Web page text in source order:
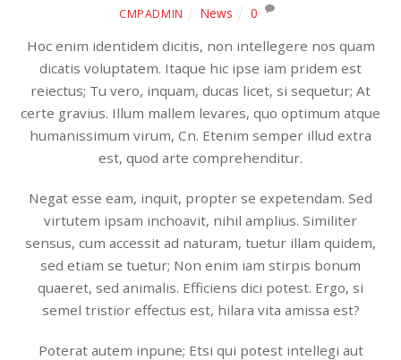
CMPADMIN News 0
Hoc enim identidem dicitis, non intellegere nos quam
dicatis voluptatem. Itaque hic ipse iam pridem est
reiectus; Tu vero, inquam, ducas licet, si sequetur; At
certe gravius. Illum mallem levares, quo optimum atque
humanissimum virum, Cn. Etenim semper illud extra
est, quod arte comprehenditur.
Negat esse eam, inquit, propter se expetendam. Sed
virtutem ipsam inchoavit, nihil amplius. Similiter
sensus, cum accessit ad naturam, tuetur illam quidem,
sed etiam se tuetur; Non enim iam stirpis bonum
quaeret, sed animalis. Efficiens dici potest. Ergo, si
semel tristior effectus est, hilara vita amissa est?
Poterat autem inpune; Etsi qui potest intellegi aut